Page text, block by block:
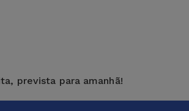
prevista para amanhã!